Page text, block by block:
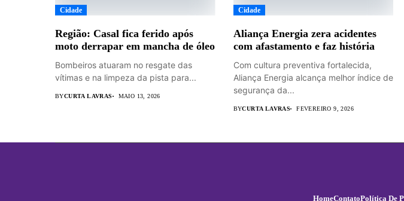
Cidade
Região: Casal fica ferido após
moto derrapar em mancha de óleo
Bombeiros atuaram no resgate das
vítimas e na limpeza da pista para...
BYCURTA LAVRAS MAIO 13, 2026
Cidade
Aliança Energia zera acidentes
com afastamento e faz história
Com cultura preventiva fortalecida,
Aliança Energia alcança melhor índice de
segurança da...
BYCURTA LAVRAS FEVEREIRO 9, 2026
HomeContatoPolítica De